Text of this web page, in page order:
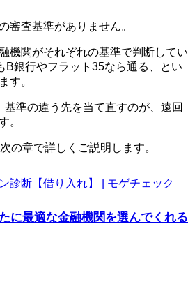
審査基準がありません。
機関がそれぞれの基準で判断してい
B銀行やフラット35なら通る、とい
す。
準の違う先を当て直すのが、遠回
。
の章で詳しくご説明します。
に最適な金融機関を選んでくれる